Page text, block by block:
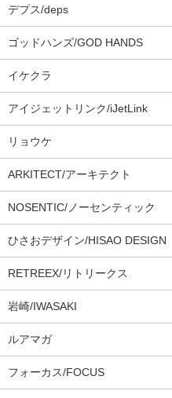
デプス/deps
ゴッドハンズ/GOD HANDS
イケクラ
アイジェットリンク/iJetLink
リョウケ
ARKITECT/アーキテクト
NOSENTIC/ノーセンティック
ひさおデザイン/HISAO DESIGN
RETREEX/リトリークス
岩崎/IWASAKI
ルアマガ
フォーカス/FOCUS